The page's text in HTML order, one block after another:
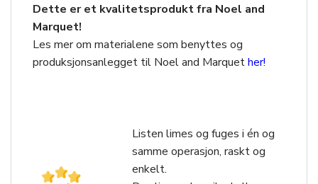
Dette er et kvalitetsprodukt fra Noel and
Marquet!
Les mer om materialene som benyttes og
produksjonsanlegget til Noel and Marquether!
Listen limes og fuges i én og
samme operasjon, raskt og
enkelt.